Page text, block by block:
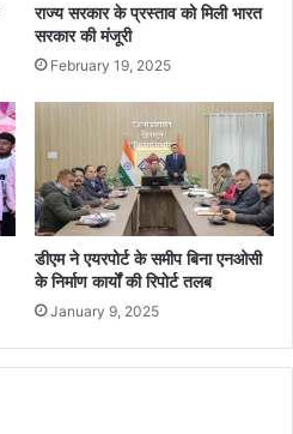
राज्य सरकार के प्रस्ताव को मिली भारत
सरकार की मंजूरी
February 19, 2025
डीएम ने एयरपोर्ट के समीप बिना एनओसी
के निर्माण कार्यों की रिपोर्ट तलब
January 9, 2025